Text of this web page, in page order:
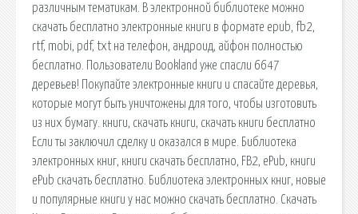
различным тематикам. В электронной библиотеке можно
скачать бесплатно электронные книги в формате epub, fb2,
rtf, mobi, pdf, txt на телефон, андроид, айфон полностью
бесплатно. Пользователи Bookland уже спасли 6647
деревьев! Покупайте электронные книги и спасайте деревья,
которые могут быть уничтожены для того, чтобы изготовить
из них бумагу. книги, скачать книги, скачать книги бесплатно
Если ты заключил сделку и оказался в мире. Библиотека
электронных книг, книги скачать бесплатно, FB2, ePub, книги
ePub скачать бесплатно. Библиотека электронных книг, новые
и популярные книги у нас можно скачать бесплатно. Скачать